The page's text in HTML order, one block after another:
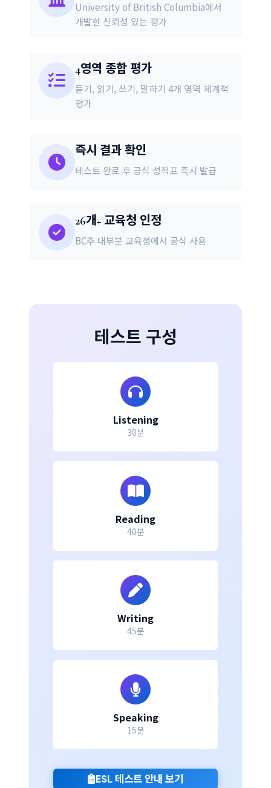
University of British Columbia에서
개발한 신뢰성 있는 평가
4영역 종합 평가
듣기, 읽기, 쓰기, 말하기 4개 영역 체계적
평가
즉시 결과 확인
테스트 완료 후 공식 성적표 즉시 발급
26개+ 교육청 인정
BC주 대부분 교육청에서 공식 사용
테스트 구성
Listening
30분
Reading
40분
Writing
45분
Speaking
15분
ESL 테스트 안내 보기